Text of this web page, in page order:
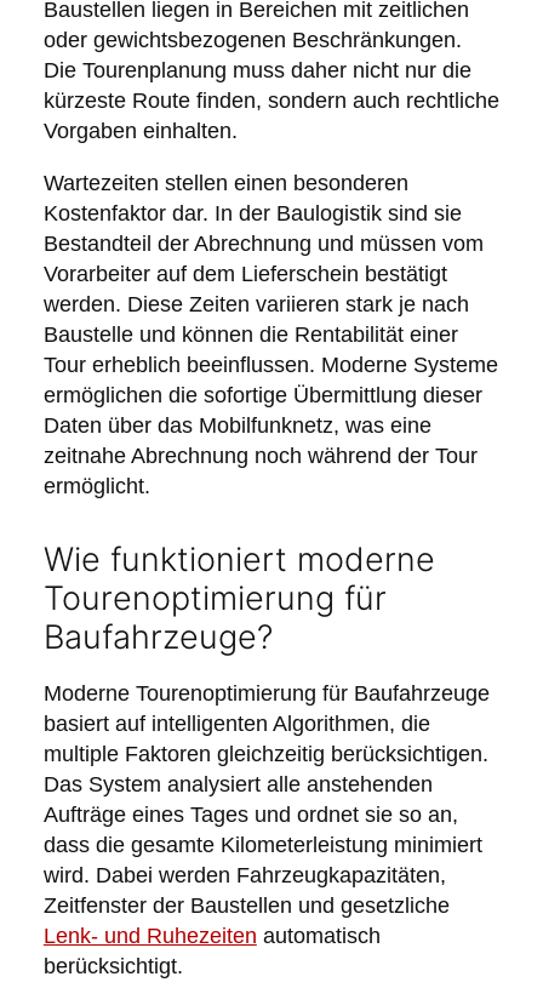
Baustellen liegen in Bereichen mit zeitlichen
oder gewichtsbezogenen Beschränkungen.
Die Tourenplanung muss daher nicht nur die
kürzeste Route finden, sondern auch rechtliche
Vorgaben einhalten.
Wartezeiten stellen einen besonderen
Kostenfaktor dar. In der Baulogistik sind sie
Bestandteil der Abrechnung und müssen vom
Vorarbeiter auf dem Lieferschein bestätigt
werden. Diese Zeiten variieren stark je nach
Baustelle und können die Rentabilität einer
Tour erheblich beeinflussen. Moderne Systeme
ermöglichen die sofortige Übermittlung dieser
Daten über das Mobilfunknetz, was eine
zeitnahe Abrechnung noch während der Tour
ermöglicht.
Wie funktioniert moderne
Tourenoptimierung für
Baufahrzeuge?
Moderne Tourenoptimierung für Baufahrzeuge
basiert auf intelligenten Algorithmen, die
multiple Faktoren gleichzeitig berücksichtigen.
Das System analysiert alle anstehenden
Aufträge eines Tages und ordnet sie so an,
dass die gesamte Kilometerleistung minimiert
wird. Dabei werden Fahrzeugkapazitäten,
Zeitfenster der Baustellen und gesetzliche
Lenk- und Ruhezeiten automatisch
berücksichtigt.